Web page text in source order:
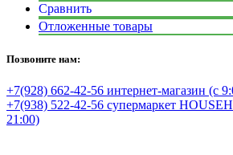
Сравнить
Отложенные товары
Позвоните нам:
+7(928) 662-42-56 интернет-магазин (с
+7(938) 522-42-56 супермаркет
21:00)